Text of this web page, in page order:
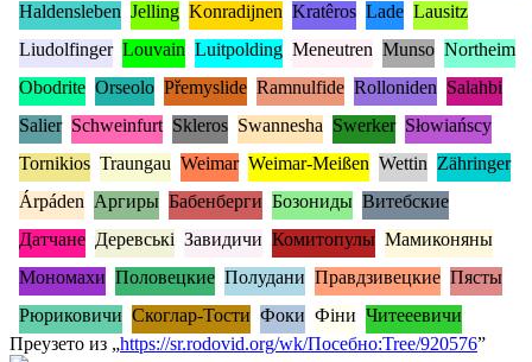
Haldensleben Jelling Konradijnen Kratêros Lade Lausitz
Liudolfinger Louvain Luitpolding Meneutren Munso Northeim
Obodrite Orseolo Přemyslide Ramnulfide Rolloniden Salahbi
Salier Schweinfurt Skleros Swannesha Swerker Słowiańscy
Tornikios Traungau Weimar Weimar-Meißen Wettin Zähringer
Árpáden Аргиры Бабенберги Бозониды Витебские
Датчане Деревські Завидичи Комитопулы Мамиконяны
Мономахи Половецкие Полудани Правдзивецкие Пясты
Рюриковичи Скоглар-Тости Фоки Фіни Читееевичи
Преузето из „https://sr.rodovid.org/wk/Посебно:Tree/920576”